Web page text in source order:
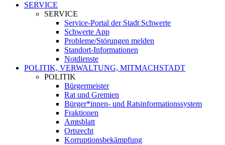
SERVICE
SERVICE
Service-Portal der Stadt Schwerte
Schwerte App
Probleme/Störungen melden
Standort-Informationen
Notdienste
POLITIK, VERWALTUNG, MITMACHSTADT
POLITIK
Bürgermeister
Rat und Gremien
Bürger*innen- und Ratsinformationssystem
Fraktionen
Amtsblatt
Ortsrecht
Korruptionsbekämpfung